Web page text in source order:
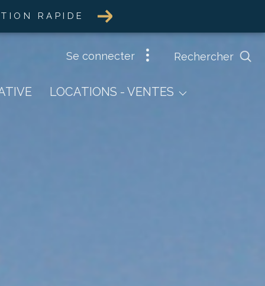
RAPIDE
se connecter Rechercher
LOCATIONS - VENTES